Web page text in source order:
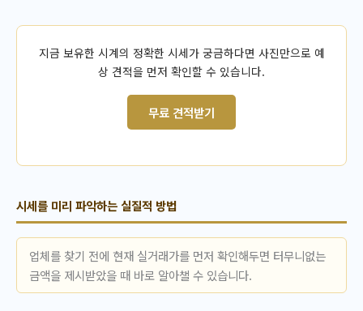
지금 보유한 시계의 정확한 시세가 궁금하다면 사진만으로 예
상 견적을 먼저 확인할 수 있습니다.
무료 견적받기
시세를 미리 파악하는 실질적 방법
업체를 찾기 전에 현재 실거래가를 먼저 확인해두면 터무니없는
금액을 제시받았을 때 바로 알아챌 수 있습니다.